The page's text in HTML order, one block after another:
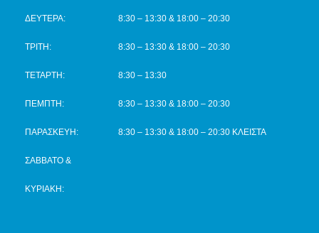
ΔΕΥΤΕΡΑ:
ΤΡΙΤΗ:
ΤΕΤΑΡΤΗ:
ΠΕΜΠΤΗ:
ΠΑΡΑΣΚΕΥΗ:
ΣΑΒΒΑΤΟ &
ΚΥΡΙΑΚΗ:
8:30 – 13:30 & 18:00 – 20:30
8:30 – 13:30 & 18:00 – 20:30
8:30 – 13:30
8:30 – 13:30 & 18:00 – 20:30
8:30 – 13:30 & 18:00 – 20:30 ΚΛΕΙΣΤΑ